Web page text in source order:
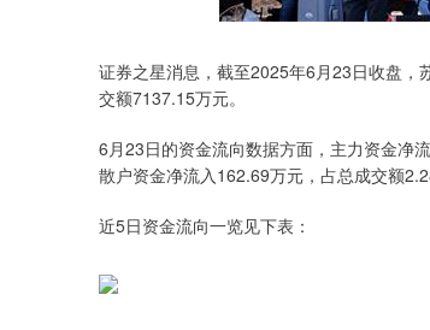
证券之星消息，截至2025年6月23日收盘
交额7137.15万元。
6月23日的资金流向数据方面，主力资金净
散户资金净流入162.69万元，占总成交额
近5日资金流向一览见下表：